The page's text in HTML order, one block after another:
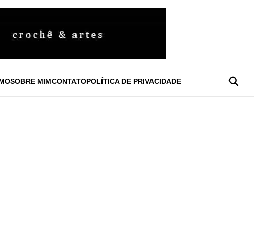
SOBRE MIMCONTATOPOLÍTICA DE PRIVACIDADE